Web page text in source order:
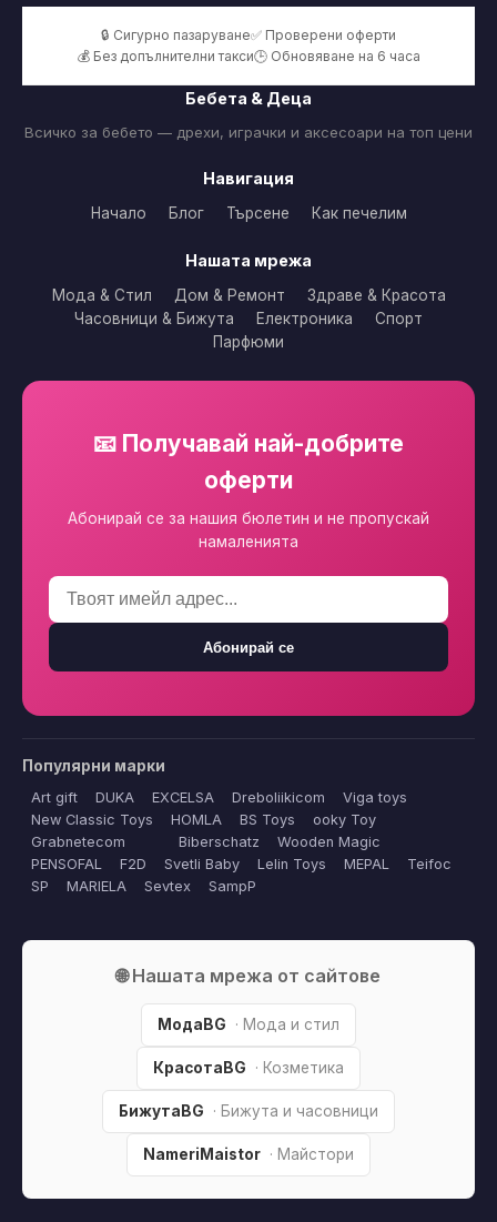
🔒 Сигурно пазаруване✅ Проверени оферти
💰 Без допълнителни такси🕒 Обновяване на 6 часа
Бебета & Деца
Всичко за бебето — дрехи, играчки и аксесоари на топ цени
Навигация
Начало Блог Търсене Как печелим
Нашата мрежа
Мода & Стил Дом & Ремонт
Здраве & Красота
Часовници & Бижута
Електроника
Спорт
Парфюми
📧 Получавай най-добрите
оферти
Абонирай се за нашия бюлетин и не пропускай
намаленията
Абонирай се
Популярни марки
Art gift DUKA EXCELSA Dreboliikicom
Viga toys
New Classic Toys
HOMLA BS Toys
ooky Toy
Grabnetecom
Biberschatz
Wooden Magic
PENSOFAL
F2D Svetli Baby Lelin Toys MEPAL
Teifoc
SP
MARIELA Sevtex SampP
🌐 Нашата мрежа от сайтове
МодаBG · Мода и стил
КрасотаBG · Козметика
БижутаBG · Бижута и часовници
NameriMaistor · Майстори